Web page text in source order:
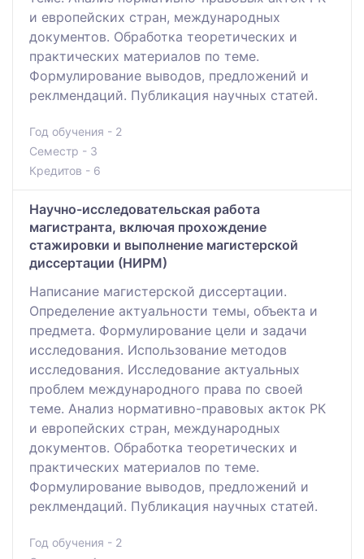
и европейских стран, международных
документов. Обработка теоретических и
практических материалов по теме.
Формулирование выводов, предложений и
реклмендаций. Публикация научных статей.
Год обучения - 2
Семестр - 3
Кредитов - 6
Научно-исследовательская работа
магистранта, включая прохождение
стажировки и выполнение магистерской
диссертации (НИРМ)
Написание магистерской диссертации.
Определение актуальности темы, объекта и
предмета. Формулирование цели и задачи
исследования. Использование методов
исследования. Исследование актуальных
проблем международного права по своей
теме. Анализ нормативно-правовых акток РК
и европейских стран, международных
документов. Обработка теоретических и
практических материалов по теме.
Формулирование выводов, предложений и
реклмендаций. Публикация научных статей.
Год обучения - 2